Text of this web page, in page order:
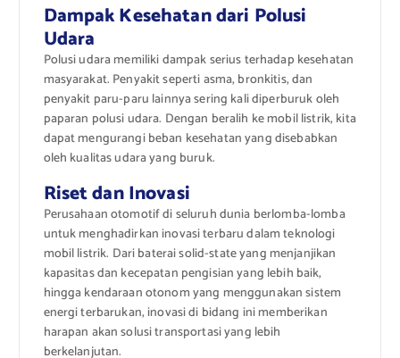
Dampak Kesehatan dari Polusi
Udara
Polusi udara memiliki dampak serius terhadap kesehatan
masyarakat. Penyakit seperti asma, bronkitis, dan
penyakit paru-paru lainnya sering kali diperburuk oleh
paparan polusi udara. Dengan beralih ke mobil listrik, kita
dapat mengurangi beban kesehatan yang disebabkan
oleh kualitas udara yang buruk.
Riset dan Inovasi
Perusahaan otomotif di seluruh dunia berlomba-lomba
untuk menghadirkan inovasi terbaru dalam teknologi
mobil listrik. Dari baterai solid-state yang menjanjikan
kapasitas dan kecepatan pengisian yang lebih baik,
hingga kendaraan otonom yang menggunakan sistem
energi terbarukan, inovasi di bidang ini memberikan
harapan akan solusi transportasi yang lebih
berkelanjutan.